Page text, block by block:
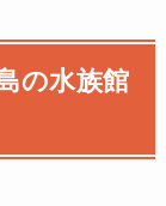
の水族館